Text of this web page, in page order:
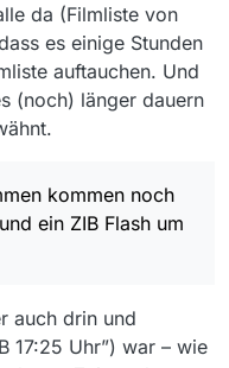
zu sein, wenn
fehlende –
kann:
schlecht aus: Was
der ZIB Flash um 15:01
ist.
da (Filmliste von
es einige Stunden
auftauchen. Und
(noch) länger dauern
kommen noch
ein ZIB Flash um
auch drin und
17:25 Uhr”) war – wie